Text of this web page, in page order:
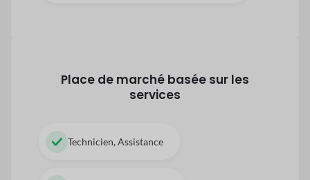
Place de marché basée sur les
services
Technicien, Assistance